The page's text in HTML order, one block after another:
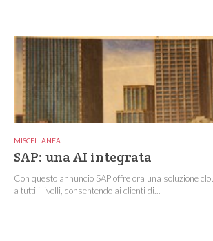
MISCELLANEA
SAP: una AI integrata
Con questo annuncio SAP offre ora una soluzione
a tutti i livelli, consentendo ai clienti di...